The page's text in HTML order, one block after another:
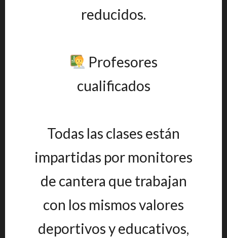
reducidos.
Profesores
cualificados
Todas las clases están
impartidas por monitores
de cantera que trabajan
con los mismos valores
deportivos y educativos,